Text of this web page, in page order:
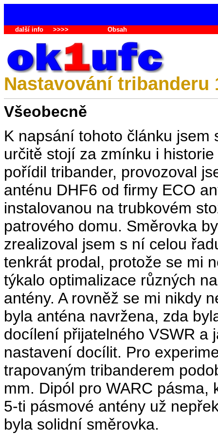
další info>>>> Obsah
Nastavování tribanderu
Všeobecně
K napsání tohoto článku jsem
určitě stojí za zmínku i
pořídil tribander, provozoval
anténu DHF6 od firmy ECO
instalovanou na trubkovém
patrového domu. Směrovka
zrealizoval jsem s ní celou
tenkrát prodal, protože se mi
týkalo optimalizace různých
antény. A rovněž se mi nikdy
byla anténa navržena, zda
docílení přijatelného VSWR a
nastavení docílit. Pro
trapovaným tribanderem
mm. Dipól pro WARC pásma,
5-ti pásmové antény už
byla solidní směrovka.